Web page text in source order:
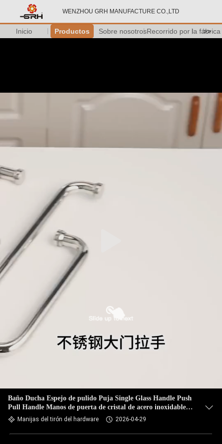
WENZHOU GRH MANUFACTURE CO.,LTD
Inicio Productos Sobre nosotrosRecorrido por la fábrica
>>
Baño Ducha Espejo de pulido Puja Single Glass Handle Push
Pull Handle Manos de puerta de cristal de acero inoxidable
personalizado
Manijas del tirón del hardware 2026-04-29